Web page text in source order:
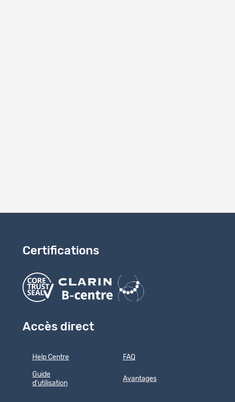
Certifications
Accès direct
Help Centre
Guide
d'utilisation
FAQ
Avantages